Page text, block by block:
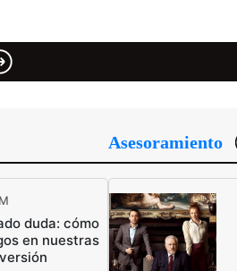
duda: cómo
en nuestras
Asesoramiento